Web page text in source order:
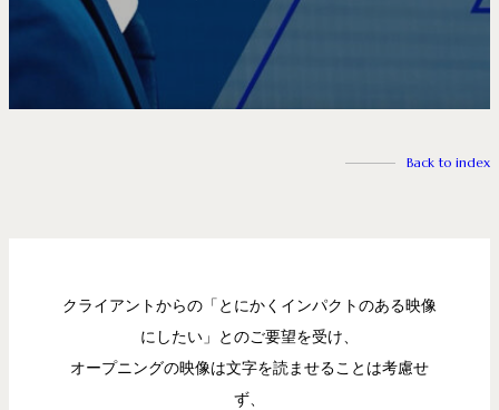
Back to index
クライアントからの「とにかくインパクトのある映像
にしたい」 とのご要望を受け、
オープニングの映像は文字を読ませることは考慮せ
ず、